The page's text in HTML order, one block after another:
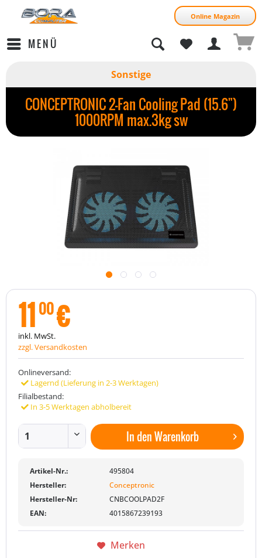
Online Magazin
MENÜ
Sonstige
CONCEPTRONIC 2-Fan Cooling Pad (15.6")
1000RPM max.3kg sw
11 00€
inkl. MwSt.
zzgl. Versandkosten
Onlineversand:
Lagernd (Lieferung in 2-3 Werktagen)
Filialbestand:
In 3-5 Werktagen abholbereit
In denWarenkorb
Artikel-Nr.:
495804
Hersteller:
Conceptronic
Hersteller-Nr:
CNBCOOLPAD2F
EAN:
4015867239193
Merken